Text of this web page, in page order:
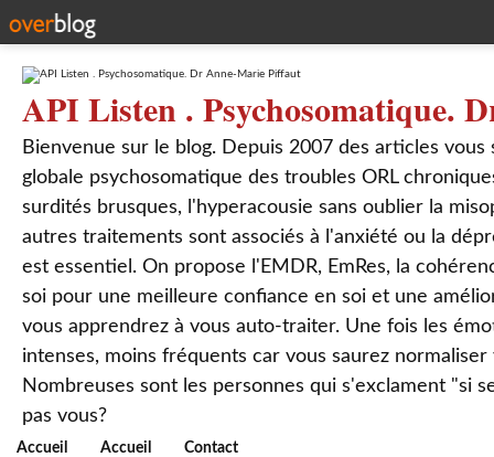
API Listen . Psychosomatique.
Bienvenue sur le blog. Depuis 2007 des articles
globale psychosomatique des troubles ORL
surdités brusques, l'hyperacousie sans oublier la
autres traitements sont associés à l'anxiété ou la
est essentiel. On propose l'EMDR, EmRes, la
soi pour une meilleure confiance en soi et une
vous apprendrez à vous auto-traiter. Une fois les
intenses, moins fréquents car vous saurez
Nombreuses sont les personnes qui s'exclament "si
pas vous?
Accueil Accueil Contact